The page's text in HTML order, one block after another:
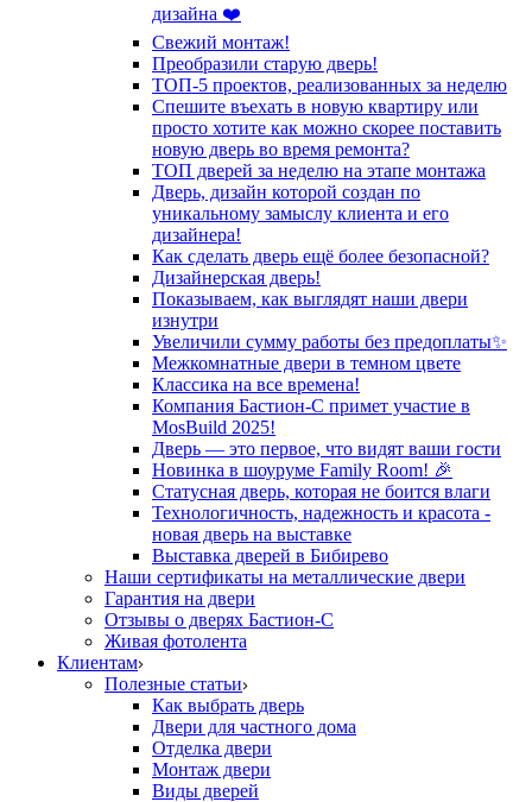
дизайна ❤️
Свежий монтаж!
Преобразили старую дверь!
ТОП-5 проектов, реализованных за неделю
Спешите въехать в новую квартиру или
просто хотите как можно скорее поставить
новую дверь во время ремонта?
ТОП дверей за неделю на этапе монтажа
Дверь, дизайн которой создан по
уникальному замыслу клиента и его
дизайнера!
Как сделать дверь ещё более безопасной?
Дизайнерская дверь!
Показываем, как выглядят наши двери
изнутри
Увеличили сумму работы без предоплаты✨
Межкомнатные двери в темном цвете
Классика на все времена!
Компания Бастион-С примет участие в
MosBuild 2025!
Дверь — это первое, что видят ваши гости
Новинка в шоуруме Family Room! 🎉
Статусная дверь, которая не боится влаги
Технологичность, надежность и красота -
новая дверь на выставке
Выставка дверей в Бибирево
Наши сертификаты на металлические двери
Гарантия на двери
Отзывы о дверях Бастион-С
Живая фотолента
Клиентам
Полезные статьи
Как выбрать дверь
Двери для частного дома
Отделка двери
Монтаж двери
Виды дверей